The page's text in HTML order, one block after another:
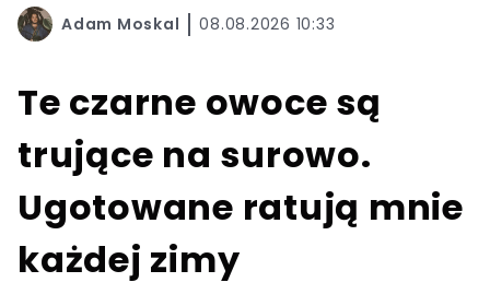
Adam Moskal 08.08.2026 10:33
Te czarne owoce są
trujące na surowo.
Ugotowane ratują mnie
każdej zimy